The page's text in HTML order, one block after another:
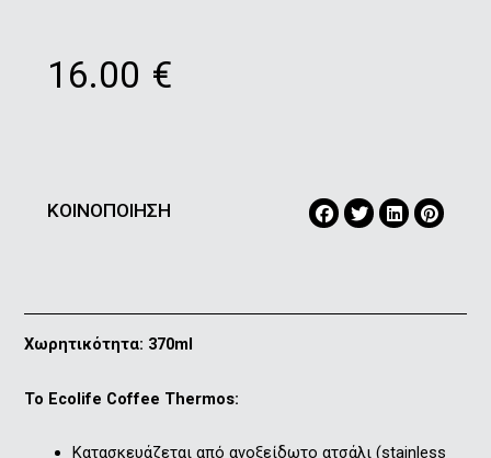
16.00 €
ΚΟΙΝΟΠΟΙΗΣΗ
Χωρητικότητα: 370ml
Το Εcolife Coffee Thermos:
Kατασκευάζεται από ανοξείδωτο ατσάλι (stainless